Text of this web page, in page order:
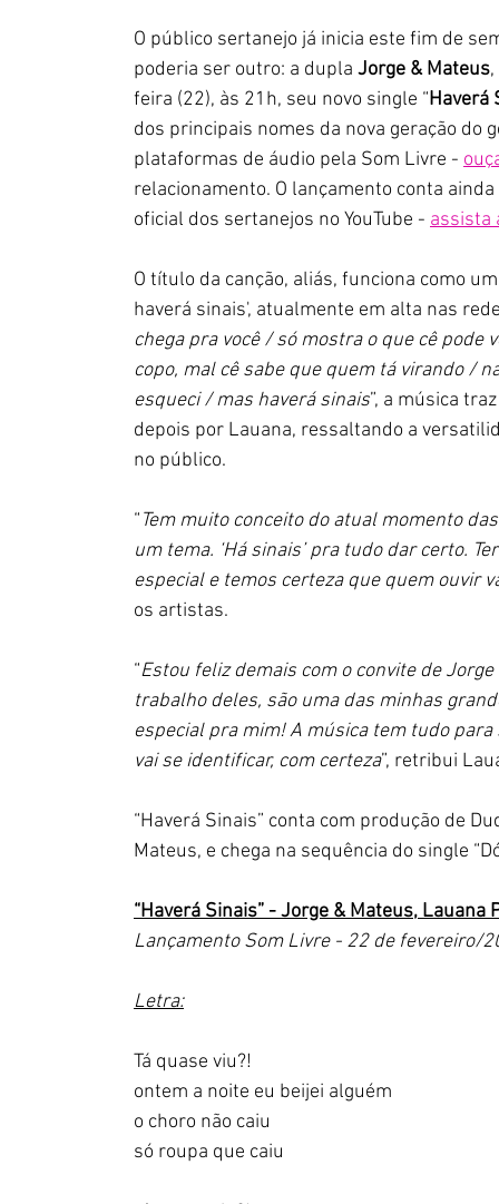
O público sertanejo já inicia este fim de
poderia ser outro: a dupla Jorge & Mateus
feira (22), às 21h, seu novo single “Haverá
dos principais nomes da nova geração do
plataformas de áudio pela Som Livre -
relacionamento. O lançamento conta
oficial dos sertanejos no YouTube - assista
O título da canção, aliás, funciona como
haverá sinais', atualmente em alta nas
chega pra você / só mostra o que cê
copo, mal cê sabe que quem tá virando /
esqueci / mas haverá sinais”, a música
depois por Lauana, ressaltando a
no público.
“Tem muito conceito do atual momento
um tema. ‘Há sinais’ pra tudo dar certo.
especial e temos certeza que quem ouvir
os artistas.
“Estou feliz demais com o convite de
trabalho deles, são uma das minhas
especial pra mim! A música tem tudo
vai se identificar, com certeza”, retribui
“Haverá Sinais” conta com produção de
Mateus, e chega na sequência do single
“Haverá Sinais” - Jorge & Mateus, Lauana
Lançamento Som Livre - 22 de fevereiro/
Letra:
Tá quase viu?!
ontem a noite eu beijei alguém
o choro não caiu
só roupa que caiu